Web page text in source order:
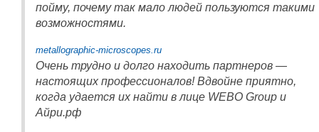
пойму, почему так мало людей пользуются такими
возможностями.
metallographic-microscopes.ru
Очень трудно и долго находить партнеров —
настоящих профессионалов! Вдвойне приятно,
когда удается их найти в лице WEBO Group и
Айри.рф